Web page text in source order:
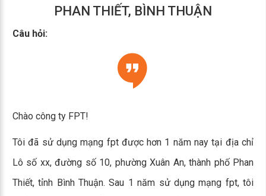
PHAN THIẾT, BÌNH THUẬN
Câu hỏi:
Chào công ty FPT!
Tôi đã sử dụng mạng fpt được hơn 1 năm nay tại địa chỉ
Lô số xx, đường số 10, phường Xuân An, thành phố Phan
Thiết, tỉnh Bình Thuận. Sau 1 năm sử dụng mạng fpt, tôi